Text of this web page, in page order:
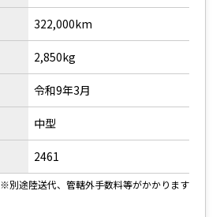
322,000km
2,850kg
令和9年3月
中型
2461
※別途陸送代、管轄外手数料等がかかります